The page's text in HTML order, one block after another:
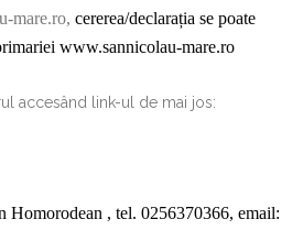
mare.ro, cererea/declarația se poate
www.sannicolau-mare.ro
accesând link-ul de mai jos:
Homorodean , tel. 0256370366, email: